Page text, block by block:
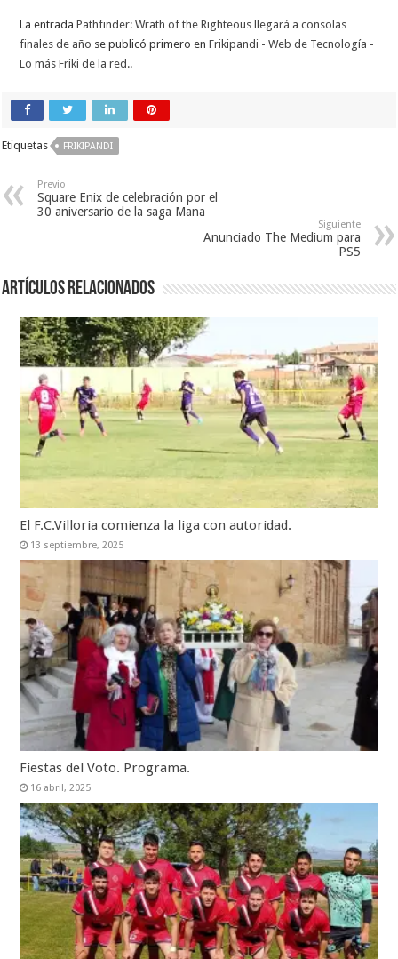
La entradaPathfinder: Wrath of the Righteous llegará a consolas
finales de año se publicó primero enFrikipandi - Web de Tecnología -
Lo más Friki de la red..
Etiquetas FRIKIPANDI
Previo
Square Enix de celebración por el
30 aniversario de la saga Mana
Siguiente
Anunciado The Medium para
PS5
Artículos relacionados
El F.C.Villoria comienza la liga con autoridad.
13 septiembre, 2025
Fiestas del Voto. Programa.
16 abril, 2025